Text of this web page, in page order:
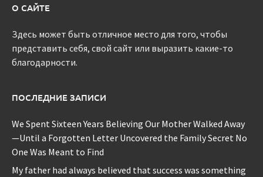
О САЙТЕ
Здесь может быть отличное место для того, чтобы
представить себя, свой сайт или выразить какие-то
благодарности.
ПОСЛЕДНИЕ ЗАПИСИ
We Spent Sixteen Years Believing Our Mother Walked Away
—Until a Forgotten Letter Uncovered the Family Secret No
One Was Meant to Find
My father had always believed that success was something